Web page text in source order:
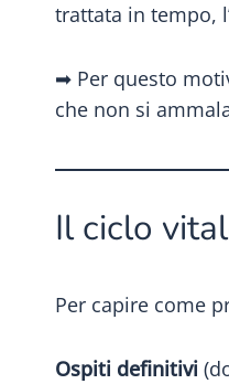
trattata in tempo,
➡ Per questo
che non si
Il ciclo
Per capire come
Ospiti definitivi